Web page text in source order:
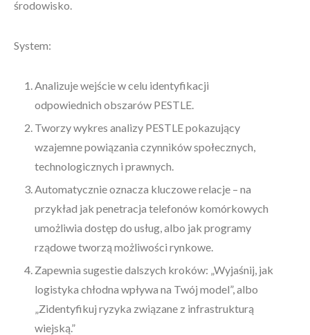
środowisko.
System:
Analizuje wejście w celu identyfikacji
odpowiednich obszarów PESTLE.
Tworzy wykres analizy PESTLE pokazujący
wzajemne powiązania czynników społecznych,
technologicznych i prawnych.
Automatycznie oznacza kluczowe relacje – na
przykład jak penetracja telefonów komórkowych
umożliwia dostęp do usług, albo jak programy
rządowe tworzą możliwości rynkowe.
Zapewnia sugestie dalszych kroków: „Wyjaśnij, jak
logistyka chłodna wpływa na Twój model”, albo
„Zidentyfikuj ryzyka związane z infrastrukturą
wiejską.”